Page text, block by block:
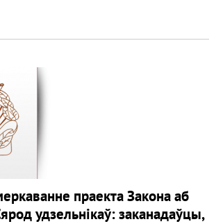
праекта Закона аб
удзельнікаў: заканадаўцы,